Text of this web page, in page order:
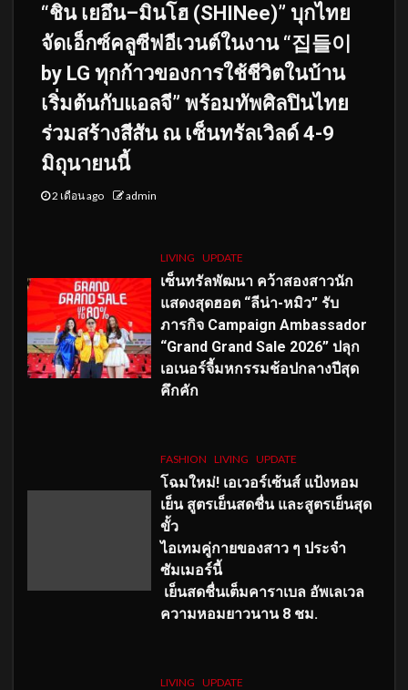
“ชิน เยอึน–มินโฮ (SHINee)” บุกไทย
จัดเอ็กซ์คลูซีฟอีเวนต์ในงาน “집들이
by LG ทุกก้าวของการใช้ชีวิตในบ้าน
เริ่มต้นกับแอลจี” พร้อมทัพศิลปินไทย
ร่วมสร้างสีสัน ณ เซ็นทรัลเวิลด์ 4-9
มิถุนายนนี้
2 เดือน ago admin
LIVING UPDATE
เซ็นทรัลพัฒนา คว้าสองสาวนัก
แสดงสุดฮอต “ลีน่า-หมิว” รับ
ภารกิจ Campaign Ambassador
“Grand Grand Sale 2026” ปลุก
เอเนอร์จี้มหกรรมช้อปกลางปีสุด
คึกคัก
FASHION LIVING UPDATE
โฉมใหม่! เอเวอร์เซ้นส์ แป้งหอม
เย็น สูตรเย็นสดชื่น และสูตรเย็นสุด
ขั้ว
ไอเทมคู่กายของสาว ๆ ประจำ
ซัมเมอร์นี้
เย็นสดชื่นเต็มคาราเบล อัพเลเวล
ความหอมยาวนาน 8 ชม.
LIVING UPDATE